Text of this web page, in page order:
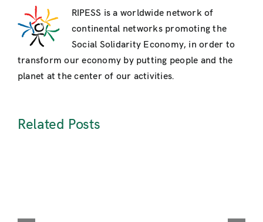
RIPESS is a worldwide network of
continental networks promoting the
Social Solidarity Economy, in order to
transform our economy by putting people and the
planet at the center of our activities.
Related Posts